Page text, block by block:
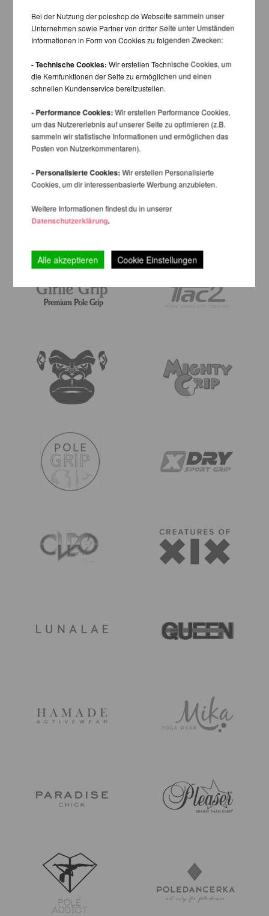
Bei der Nutzung der poleshop.de Webseite sammeln unser
Unternehmen sowie Partner von dritter Seite unter Umständen
Informationen in Form von Cookies zu folgenden Zwecken:
- Technische Cookies: Wir erstellen Technische Cookies, um
die Kernfunktionen der Seite zu ermöglichen und einen
schnellen Kundenservice bereitzustellen.
- Performance Cookies:Wir erstellen Performance Cookies,
um das Nutzererlebnis auf unserer Seite zu optimieren (z.B.
sammeln wir statistische Informationen und ermöglichen das
Posten von Nutzerkommentaren).
- Personalisierte Cookies:Wir erstellen Personalisierte
Cookies, um dir interessenbasierte Werbung anzubieten.
Weitere Informationen findest du in unserer
Datenschutzerklärung.
Alle akzeptieren Cookie Einstellungen